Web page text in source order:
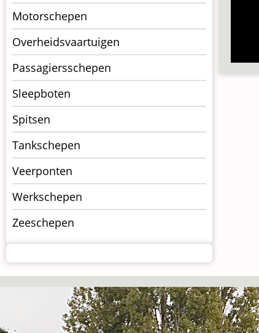
Motorschepen
Overheidsvaartuigen
Passagiersschepen
Sleepboten
Spitsen
Tankschepen
Veerponten
Werkschepen
Zeeschepen